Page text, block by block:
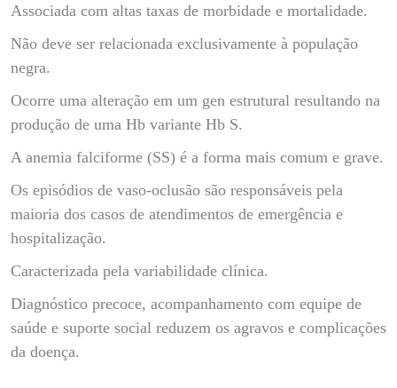
Associada com altas taxas de morbidade e mortalidade.
Não deve ser relacionada exclusivamente à população
negra.
Ocorre uma alteração em um gen estrutural resultando na
produção de uma Hb variante Hb S.
A anemia falciforme (SS) é a forma mais comum e grave.
Os episódios de vaso-oclusão são responsáveis pela
maioria dos casos de atendimentos de emergência e
hospitalização.
Caracterizada pela variabilidade clínica.
Diagnóstico precoce, acompanhamento com equipe de
saúde e suporte social reduzem os agravos e complicações
da doença.